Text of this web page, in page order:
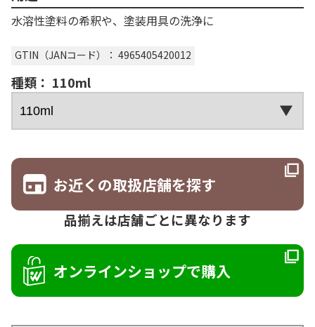
水溶性塗料の希釈や、塗装用具の洗浄に
GTIN（JANコード）： 4965405420012
種類： 110ml
お近くの取扱店舗を探す
品揃えは店舗ごとに異なります
オンラインショップで購入